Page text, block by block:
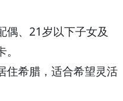
偶、21岁以下子女及
住希腊，适合希望灵活